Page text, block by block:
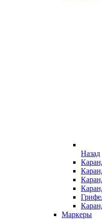
Назад
Маркеры